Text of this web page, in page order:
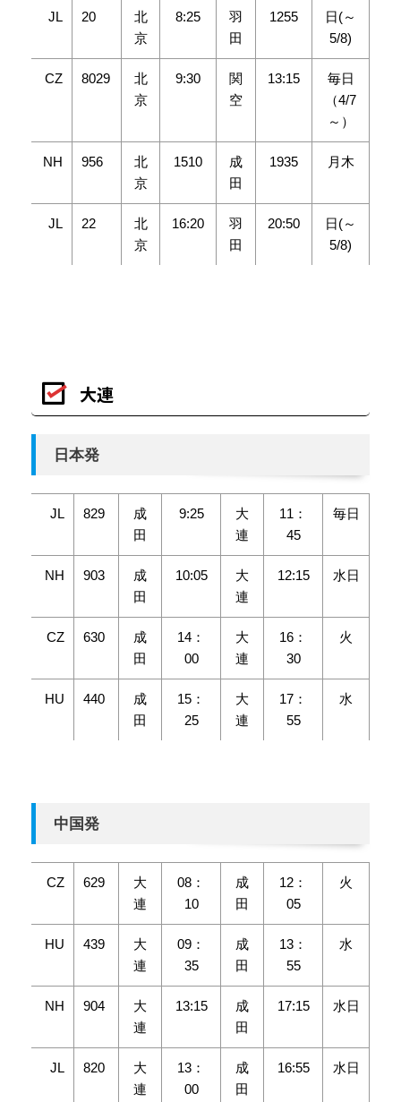
JL 20
北
京
8:25
羽
田
1255
日(～
5/8)
CZ 8029
北
京
9:30
関
空
13:15
毎日
（4/7
～）
NH 956
北
京
1510
成
田
1935 月木
JL 22
北
京
16:20
羽
田
20:50
日(～
5/8)
大連
日本発
JL 829
成
田
9:25
大
連
11：
45
毎日
NH 903
成
田
10:05
大
連
12:15 水日
CZ 630
成
田
14：
00
大
連
16：
30
火
HU 440
成
田
15：
25
大
連
17：
55
水
中国発
CZ 629
大
連
08：
10
成
田
12：
05
火
HU 439
大
連
09：
35
成
田
13：
55
水
NH 904
大
連
13:15
成
田
17:15 水日
JL 820
大
連
13：
00
成
田
16:55 水日